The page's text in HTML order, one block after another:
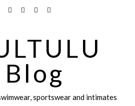
sportswear and intimates